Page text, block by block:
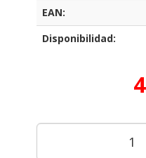
EAN:
Disponibilidad: